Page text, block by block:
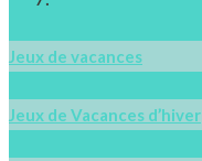
Jeux de vacances
Jeux de Vacances d’hiver